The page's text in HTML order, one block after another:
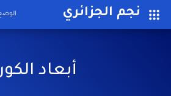
نجم الجزائري
أبعاد